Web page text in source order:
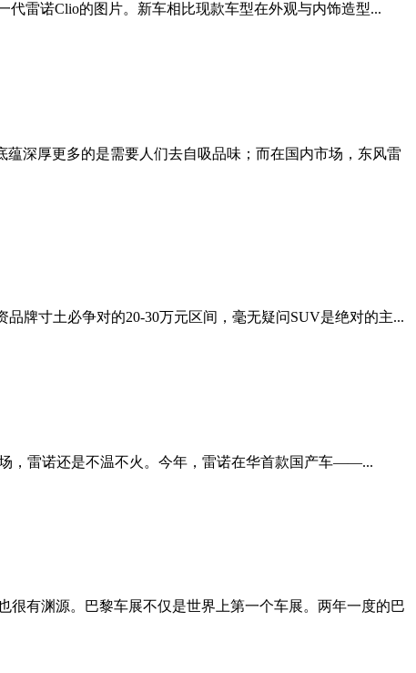
雷诺Clio的图片。新车相比现款车型在外观与内饰造型...
深厚更多的是需要人们去自吸品味；而在国内市场，东风雷
牌寸土必争对的20-30万元区间，毫无疑问SUV是绝对的主...
，雷诺还是不温不火。今年，雷诺在华首款国产车——...
有渊源。巴黎车展不仅是世界上第一个车展。两年一度的巴